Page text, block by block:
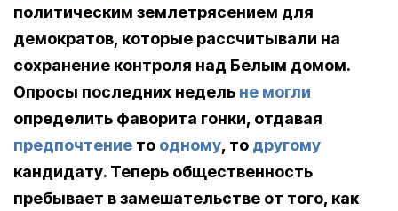
политическим землетрясением для
демократов, которые рассчитывали на
сохранение контроля над Белым домом.
Опросы последних недель не могли
определить фаворита гонки, отдавая
предпочтение то одному, то другому
кандидату. Теперь общественность
пребывает в замешательстве от того, как